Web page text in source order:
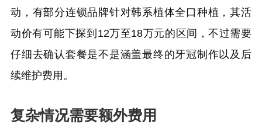
动，有部分连锁品牌针对韩系植体全口种植，其活
动价有可能下探到12万至18万元的区间，不过需要
仔细去确认套餐是不是涵盖最终的牙冠制作以及后
续维护费用。
复杂情况需要额外费用